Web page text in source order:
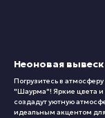
Неоновая
Погрузитесь в
"Шаурма"! Яркие цвета и
создадут уютную
идеальным акцентом